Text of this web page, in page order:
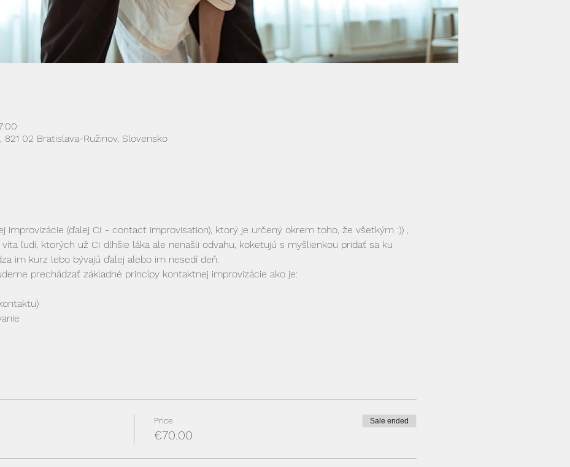
821 02 Bratislava-Ružinov, Slovensko
improvizácie (ďalej CI - contact improvisation), ktorý je určený okrem toho, že všetkým :)) ,
ľudí, ktorých už CI dlhšie láka ale nenašli odvahu, koketujú s myšlienkou pridať sa ku
im kurz lebo bývajú ďalej alebo im nesedí deň.
prechádzať základné princípy kontaktnej improvizácie ako je:
Price
€70.00
Sale ended